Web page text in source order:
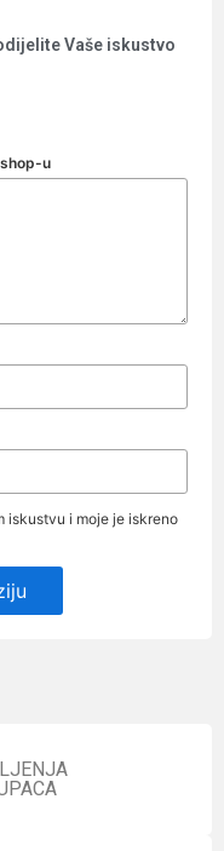
Vaše iskustvo
u
iskustvu i moje je iskreno